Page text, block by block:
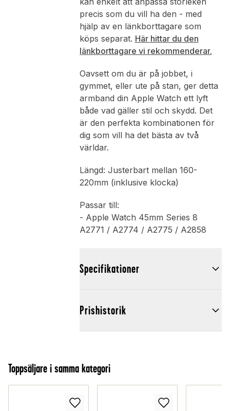
precis som du vill ha den - med
hjälp av en länkborttagare som
köps separat. Här hittar du den
länkborttagare vi rekommenderar.
Oavsett om du är på jobbet, i
gymmet, eller ute på stan, ger detta
armband din Apple Watch ett lyft
både vad gäller stil och skydd. Det
är den perfekta kombinationen för
dig som vill ha det bästa av två
världar.
Längd: Justerbart mellan 160-
220mm (inklusive klocka)
Passar till:
- Apple Watch 45mm Series 8
A2771 / A2774 / A2775 / A2858
Specifikationer
Prishistorik
Toppsäljare i samma kategori